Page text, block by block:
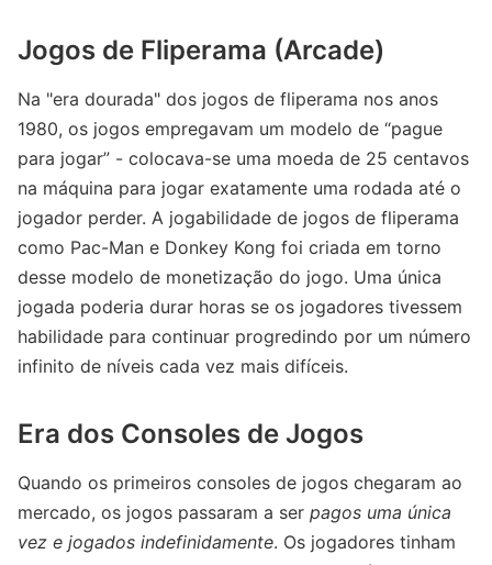
Jogos de Fliperama (Arcade)
Na "era dourada" dos jogos de fliperama nos anos
1980, os jogos empregavam um modelo de “pague
para jogar” - colocava-se uma moeda de 25 centavos
na máquina para jogar exatamente uma rodada até o
jogador perder. A jogabilidade de jogos de fliperama
como Pac-Man e Donkey Kong foi criada em torno
desse modelo de monetização do jogo. Uma única
jogada poderia durar horas se os jogadores tivessem
habilidade para continuar progredindo por um número
infinito de níveis cada vez mais difíceis.
Era dos Consoles de Jogos
Quando os primeiros consoles de jogos chegaram ao
mercado, os jogos passaram a ser pagos uma única
vez e jogados indefinidamente. Os jogadores tinham